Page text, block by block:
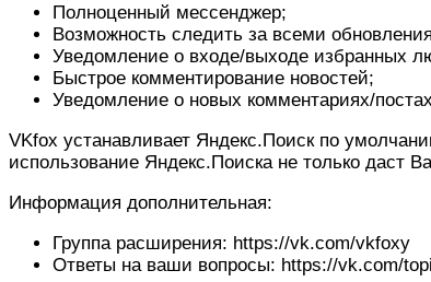
Полноценный мессенджер;
Возможность следить за всеми
Уведомление о входе/выходе избранных
Быстрое комментирование новостей;
Уведомление о новых комментариях/
VKfox устанавливает Яндекс.Поиск по
использование Яндекс.Поиска не только даст
Информация дополнительная:
Группа расширения: https://vk.com/vkfoxy
Ответы на ваши вопросы: https://vk.com/